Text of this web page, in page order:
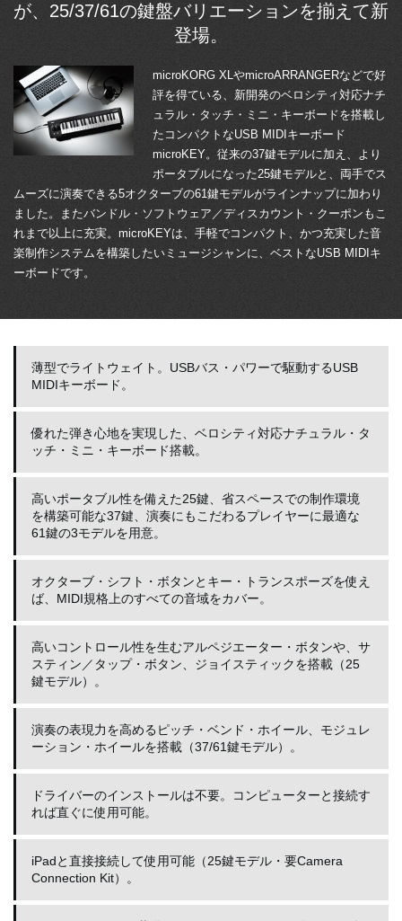
が、25/37/61の鍵盤バリエーションを揃えて新
登場。
microKORG XLやmicroARRANGERなどで好
評を得ている、新開発のベロシティ対応ナチ
ュラル・タッチ・ミニ・キーボードを搭載し
たコンパクトなUSB MIDIキーボード
microKEY。従来の37鍵モデルに加え、より
ポータブルになった25鍵モデルと、両手でス
ムーズに演奏できる5オクターブの61鍵モデルがラインナップに加わり
ました。またバンドル・ソフトウェア／ディスカウント・クーポンもこ
れまで以上に充実。microKEYは、手軽でコンパクト、かつ充実した音
楽制作システムを構築したいミュージシャンに、ベストなUSB MIDIキ
ーボードです。
薄型でライトウェイト。USBバス・パワーで駆動するUSB
MIDIキーボード。
優れた弾き心地を実現した、ベロシティ対応ナチュラル・タ
ッチ・ミニ・キーボード搭載。
高いポータブル性を備えた25鍵、省スペースでの制作環境
を構築可能な37鍵、演奏にもこだわるプレイヤーに最適な
61鍵の3モデルを用意。
オクターブ・シフト・ボタンとキー・トランスポーズを使え
ば、MIDI規格上のすべての音域をカバー。
高いコントロール性を生むアルペジエーター・ボタンや、サ
スティン／タップ・ボタン、ジョイスティックを搭載（25
鍵モデル）。
演奏の表現力を高めるピッチ・ベンド・ホイール、モジュレ
ーション・ホイールを搭載（37/61鍵モデル）。
ドライバーのインストールは不要。コンピューターと接続す
れば直ぐに使用可能。
iPadと直接接続して使用可能（25鍵モデル・要Camera
Connection Kit）。